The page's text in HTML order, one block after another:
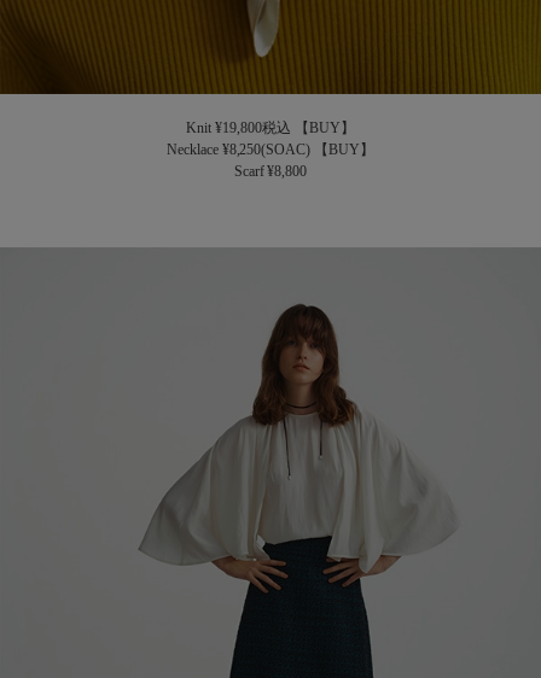
Knit ¥19,800税込
【BUY】
Necklace ¥8,250(SOAC)
【BUY】
Scarf ¥8,800